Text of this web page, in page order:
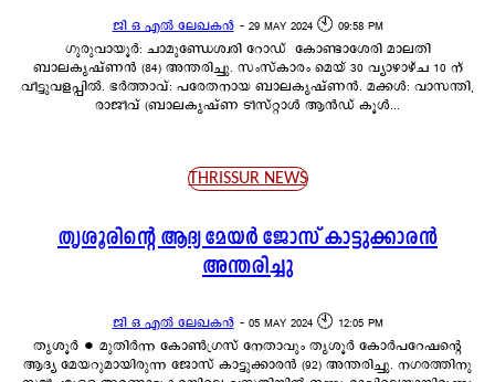
ജി ഒ എൽ ലേഖകൻ - 29 MAY 2024 🕙 09:58 PM
ഗുരുവായൂർ: ചാമുണ്ഡേശ്വരി റോഡ് കോണ്ടാശേരി മാലതി
ബാലകൃഷ്ണൻ (84) അന്തരിച്ചു. സംസ്കാരം മെയ് 30 വ്യാഴാഴ്ച 10 ന്
വീട്ടുവളപ്പിൽ. ഭർത്താവ്: പരേതനായ ബാലകൃഷ്ണൻ. മക്കൾ: വാസന്തി,
രാജീവ് (ബാലകൃഷ്ണ ടീസ്റ്റാൾ ആൻഡ് കൂൾ...
THRISSUR NEWS
തൃശൂരിന്റെ ആദ്യ മേയർ ജോസ് കാട്ടുക്കാരൻ
അന്തരിച്ചു
ജി ഒ എൽ ലേഖകൻ - 05 MAY 2024 🕙 12:05 PM
തൃശൂർ ∙ മുതിർന്ന കോൺഗ്രസ് നേതാവും തൃശൂർ കോർപറേഷന്റെ
ആദ്യ മേയറുമായിരുന്ന ജോസ് കാട്ടുക്കാരൻ (92) അന്തരിച്ചു. നഗരത്തിനു